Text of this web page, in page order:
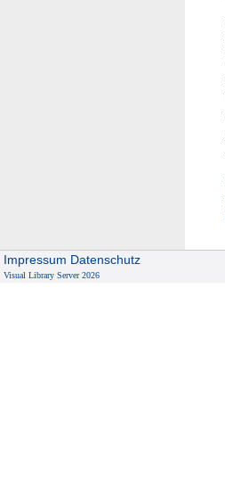
Impressum Datenschutz
Visual Library Server 2026